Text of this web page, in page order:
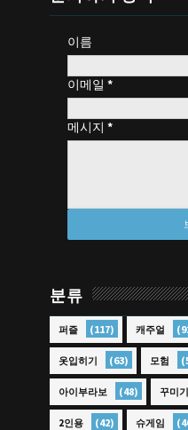
이름
이메일*
메시지*
분류
퍼즐 (117) 캐주얼
옷입히기 (63) 모험
아이부라보 (48) 꾸미기
2인용 (42) 슈게임